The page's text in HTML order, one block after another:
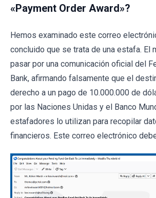
«Payment Order Award»?
Hemos examinado este correo
concluido que se trata de una estafa. El
pasar por una comunicación oficial del
Bank, afirmando falsamente que el
derecho a un pago de 10.000.000 de
por las Naciones Unidas y el Banco
estafadores lo utilizan para recopilar
financieros. Este correo electrónico